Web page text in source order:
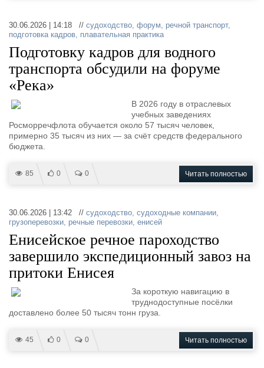
30.06.2026 | 14:18 // судоходство, форум, речной транспорт,
подготовка кадров, плавательная практика
Подготовку кадров для водного
транспорта обсудили на форуме
«Река»
В 2026 году в отраслевых
учебных заведениях
Росморречфлота обучается около 57 тысяч человек,
примерно 35 тысяч из них — за счёт средств федерального
бюджета.
85 0 0 Читать полностью
30.06.2026 | 13:42 // судоходство, судоходные компании,
грузоперевозки, речные перевозки, енисей
Енисейское речное пароходство
завершило экспедиционный завоз на
притоки Енисея
За короткую навигацию в
труднодоступные посёлки
доставлено более 50 тысяч тонн груза.
45 0 0 Читать полностью